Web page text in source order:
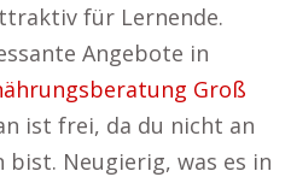
für Lernende.
Angebote in
Groß
ist frei, da du nicht an
Neugierig, was es in